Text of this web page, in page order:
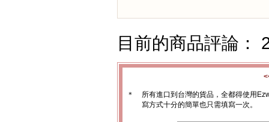
目前的商品評論：
＊
所有進口到台灣的貨品，全都得使用
寫方式十分的簡單也只需填寫一次。